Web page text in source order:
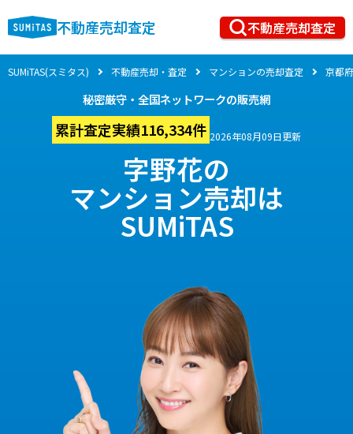
不動産売却査定 不動産売却査定
SUMiTAS(スミタス) 不動産売却・査定 マンションの売却査定 京都府
秘密厳守・全国ネットワークの販売網
累計査定実績116,334件 2026年08月09日更新
字野花の
マンション売却は
SUMiTAS